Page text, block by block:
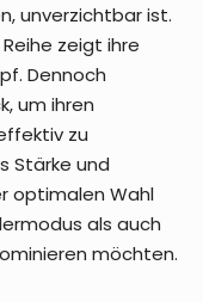
unverzichtbar ist.
zeigt ihre
Dennoch
um ihren
zu
Stärke und
optimalen Wahl
als auch
möchten.